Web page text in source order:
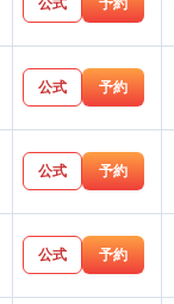
公式 予約
公式 予約
公式 予約